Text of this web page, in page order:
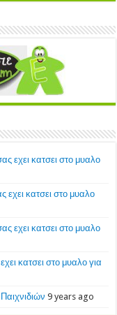
εχει κατσει στο μυαλο
εχει κατσει στο μυαλο
εχει κατσει στο μυαλο
κατσει στο μυαλο για
9 years ago